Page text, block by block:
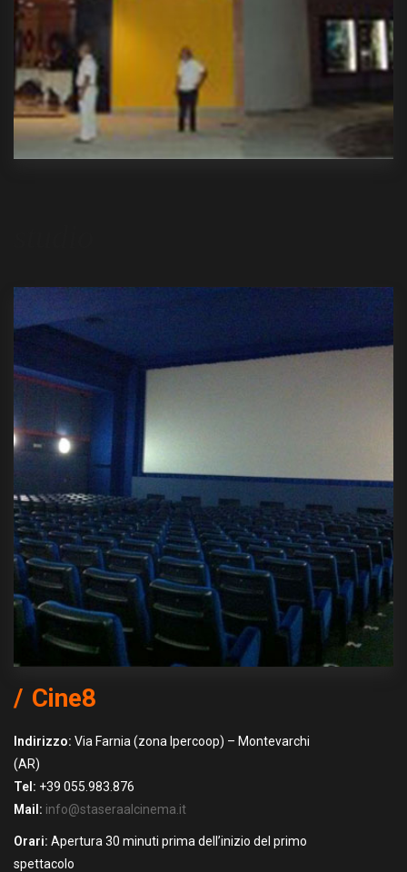
Cine8
Indirizzo: Via Farnia (zona Ipercoop) – Montevarchi
(AR)
Tel: +39 055.983.876
Mail: info@staseraalcinema.it
Orari: Apertura 30 minuti prima dell’inizio del primo
spettacolo